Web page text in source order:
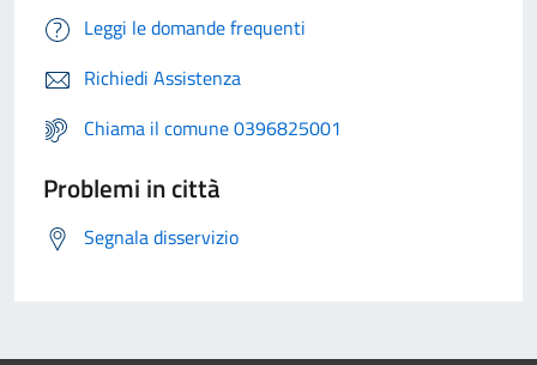
Leggi le domande frequenti
Richiedi Assistenza
Chiama il comune 0396825001
Problemi in città
Segnala disservizio